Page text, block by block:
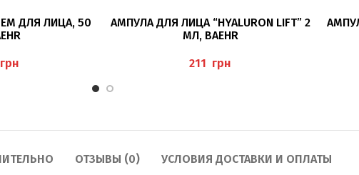
ДЛЯ ЛИЦА, 50
грн
ПОДРОБНЕЕ
АМПУЛА ДЛЯ ЛИЦА “HYALURON LIFT” 2
МЛ, BAEHR
грн
ОТЗЫВЫ (0) УСЛОВИЯ ДОСТАВКИ И ОПЛАТЫ